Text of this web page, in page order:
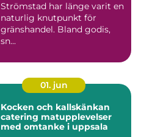
Strömstad har länge varit en
naturlig knutpunkt för
gränshandel. Bland godis,
sn...
01. jun
Kocken och kallskänkan
catering matupplevelser
med omtanke i uppsala